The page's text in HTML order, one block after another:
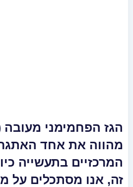
הגז הפחמימני
מהווה את אחד
המרכזיים בתעשייה
זה, אנו מסתכלים על